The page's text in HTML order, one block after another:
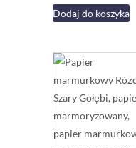
Dodaj do koszyka